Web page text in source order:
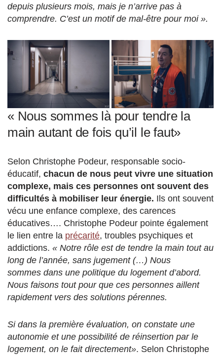
depuis plusieurs mois, mais je n’arrive pas à
comprendre. C’est un motif de mal-être pour moi ».
« Nous sommes là pour tendre la
main autant de fois qu’il le faut»
Selon Christophe Podeur, responsable socio-
éducatif, chacun de nous peut vivre une situation
complexe, mais ces personnes ont souvent des
difficultés à mobiliser leur énergie. Ils ont souvent
vécu une enfance complexe, des carences
éducatives…. Christophe Podeur pointe également
le lien entre la précarité, troubles psychiques et
addictions. « Notre rôle est de tendre la main tout au
long de l’année, sans jugement (…) Nous
sommes dans une politique du logement d’abord.
Nous faisons tout pour que ces personnes aillent
rapidement vers des solutions pérennes.
Si dans la première évaluation, on constate une
autonomie et une possibilité de réinsertion par le
logement, on le fait directement». Selon Christophe